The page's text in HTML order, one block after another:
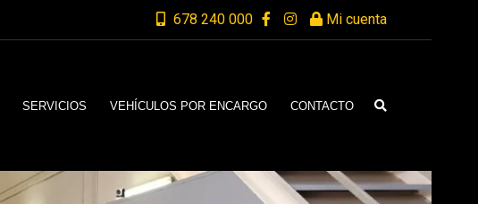
678 240 000 Mi cuenta
SERVICIOS VEHÍCULOS POR ENCARGO CONTACTO